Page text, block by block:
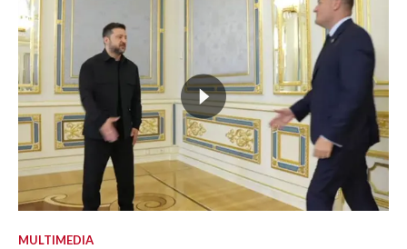
MULTIMEDIA